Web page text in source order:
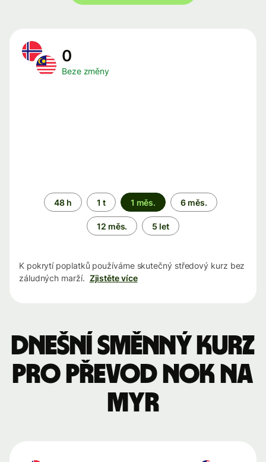
0
Beze změny
Časové
období
48 h 1 t 1 měs. 6 měs.
12 měs. 5 let
K pokrytí poplatků používáme skutečný středový kurz bez
záludných marží. Zjistěte více
Dnešní směnný kurz
pro převod NOK na
MYR